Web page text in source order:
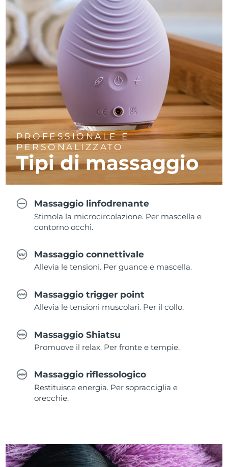
PROFESSIONALE E
PERSONALIZZATO
Tipi di massaggio
Massaggio linfodrenante
Stimola la microcircolazione. Per mascella e
contorno occhi.
Massaggio connettivale
Allevia le tensioni. Per guance e mascella.
Massaggio trigger point
Allevia le tensioni muscolari. Per il collo.
Massaggio Shiatsu
Promuove il relax. Per fronte e tempie.
Massaggio riflessologico
Restituisce energia. Per sopracciglia e
orecchie.